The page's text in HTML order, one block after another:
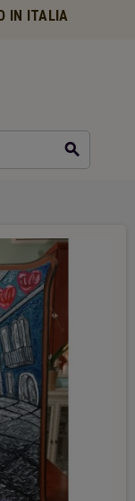
IN ITALIA
search